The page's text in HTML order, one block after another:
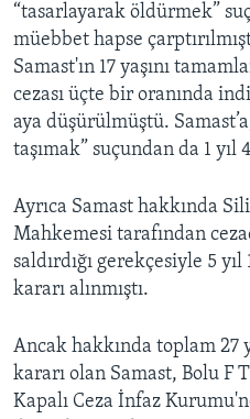
“tasarlayarak öldürmek”
müebbet hapse
Samast'ın 17 yaşını
cezası üçte bir oranında
aya düşürülmüştü.
taşımak” suçundan da 1 yıl
Ayrıca Samast hakkında
Mahkemesi tarafından
saldırdığı gerekçesiyle 5 yıl
kararı alınmıştı.
Ancak hakkında toplam 27
kararı olan Samast, Bolu F
Kapalı Ceza İnfaz